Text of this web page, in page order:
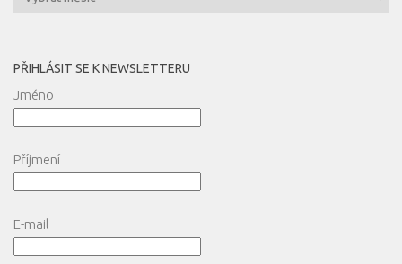
PŘIHLÁSIT SE K NEWSLETTERU
Jméno
Příjmení
E-mail